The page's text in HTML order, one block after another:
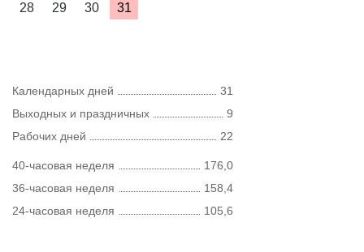
28
29 30 31
Календарных дней
31
Выходных и праздничных
9
Рабочих дней
22
40-часовая неделя
176,0
36-часовая неделя
158,4
24-часовая неделя
105,6